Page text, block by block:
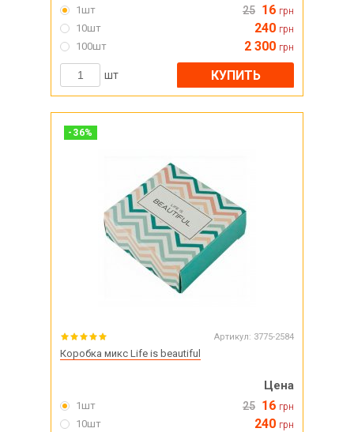
1шт 25 16 грн
10шт 240 грн
100шт 2 300 грн
шт КУПИТЬ
- 36%
Артикул: 3775-2584
Коробка микс Life is beautiful
Цена
1шт 25 16 грн
10шт 240 грн